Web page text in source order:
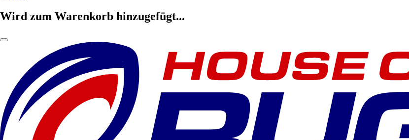
Wird zum Warenkorb hinzugefügt...